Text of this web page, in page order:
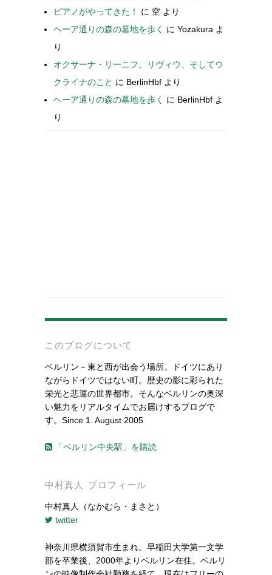
ピアノがやってきた！
に 空 より
ヘーア通りの森の墓地を歩く
に Yozakura よ
り
オクサーナ・リーニフ、リヴィウ、そしてウ
クライナのこと に BerlinHbf より
ヘーア通りの森の墓地を歩く
に BerlinHbf よ
り
このブログについて
ベルリン－東と西が出会う場所。ドイツにあり
ながらドイツではない町。歴史の影に彩られた
栄光と悲運の世界都市。そんなベルリンの奥深
い魅力をリアルタイムでお届けするブログで
す。Since 1. August 2005
「ベルリン中央駅」を購読
中村真人 プロフィール
中村真人（なかむら・まさと）
twitter
神奈川県横須賀市生まれ。早稲田大学第一文学
部を卒業後、2000年よりベルリン在住。ベルリ